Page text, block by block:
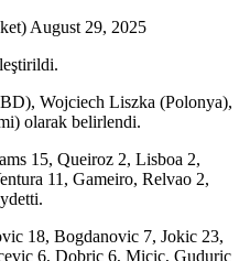
August 29, 2025
Wojciech Liszka (Polonya),
olarak belirlendi.
15, Queiroz 2, Lisboa 2,
11, Gameiro, Relvao 2,
18, Bogdanovic 7, Jokic 23,
6, Dobric 6, Micic, Guduric